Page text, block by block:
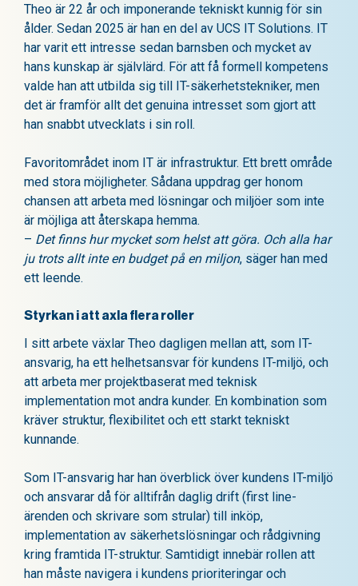
Theo är 22 år och imponerande tekniskt kunnig för sin
ålder. Sedan 2025 är han en del av UCS IT Solutions. IT
har varit ett intresse sedan barnsben och mycket av
hans kunskap är självlärd. För att få formell kompetens
valde han att utbilda sig till IT-säkerhetstekniker, men
det är framför allt det genuina intresset som gjort att
han snabbt utvecklats i sin roll.
Favoritområdet inom IT är infrastruktur. Ett brett område
med stora möjligheter. Sådana uppdrag ger honom
chansen att arbeta med lösningar och miljöer som inte
är möjliga att återskapa hemma.
– Det finns hur mycket som helst att göra. Och alla har
ju trots allt inte en budget på en miljon, säger han med
ett leende.
Styrkan i att axla flera roller
I sitt arbete växlar Theo dagligen mellan att, som IT-
ansvarig, ha ett helhetsansvar för kundens IT-miljö, och
att arbeta mer projektbaserat med teknisk
implementation mot andra kunder. En kombination som
kräver struktur, flexibilitet och ett starkt tekniskt
kunnande.
Som IT-ansvarig har han överblick över kundens IT-miljö
och ansvarar då för alltifrån daglig drift (first line-
ärenden och skrivare som strular) till inköp,
implementation av säkerhetslösningar och rådgivning
kring framtida IT-struktur. Samtidigt innebär rollen att
han måste navigera i kundens prioriteringar och